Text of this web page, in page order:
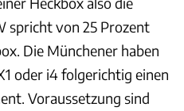
spricht von 25 Prozent
Die Münchener haben
oder i4 folgerichtig einen
Voraussetzung sind